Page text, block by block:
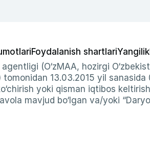
Foydalanish shartlari
(O‘zMAA, hozirgi
13.03.2015 yil
yoki qisman iqtibos
mavjud bo‘lgan va/yoki